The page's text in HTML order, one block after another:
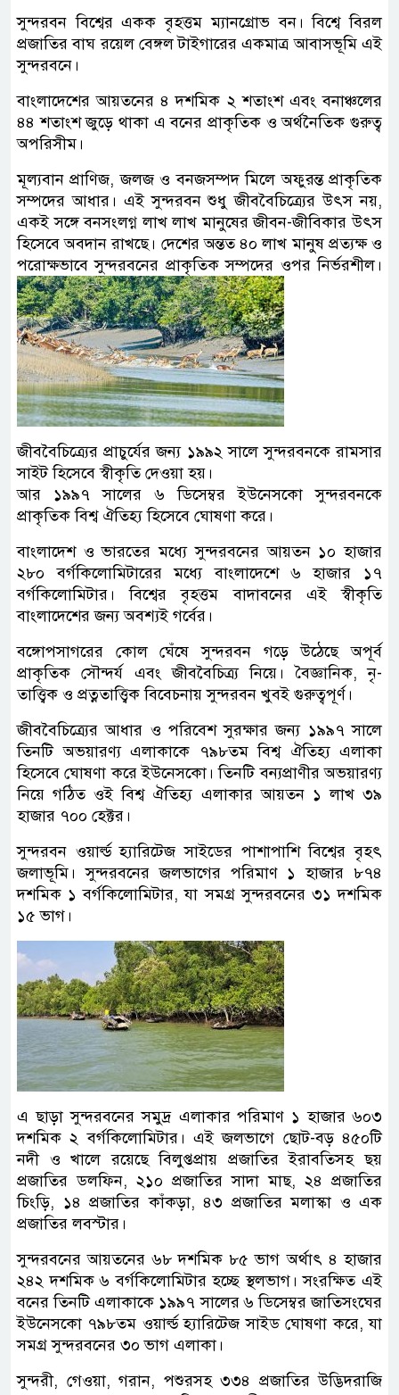
সুন্দরবন বিশ্বের একক বৃহত্তম ম্যানগ্রোভ বন। বিশ্বে বিরল
প্রজাতির বাঘ রয়েল বেঙ্গল টাইগারের একমাত্র আবাসভূমি এই
সুন্দরবনে।
বাংলাদেশের আয়তনের ৪ দশমিক ২ শতাংশ এবং বনাঞ্চলের
৪৪ শতাংশ জুড়ে থাকা এ বনের প্রাকৃতিক ও অর্থনৈতিক গুরুত্ব
অপরিসীম।
মূল্যবান প্রাণিজ, জলজ ও বনজসম্পদ মিলে অফুরন্ত প্রাকৃতিক
সম্পদের আধার। এই সুন্দরবন শুধু জীববৈচিত্র্যের উৎস নয়,
একই সঙ্গে বনসংলগ্ন লাখ লাখ মানুষের জীবন-জীবিকার উৎস
হিসেবে অবদান রাখছে। দেশের অন্তত ৪০ লাখ মানুষ প্রত্যক্ষ ও
পরোক্ষভাবে সুন্দরবনের প্রাকৃতিক সম্পদের ওপর নির্ভরশীল।
জীববৈচিত্র্যের প্রাচুর্যের জন্য ১৯৯২ সালে সুন্দরবনকে রামসার
সাইট হিসেবে স্বীকৃতি দেওয়া হয়।
আর ১৯৯৭ সালের ৬ ডিসেম্বর ইউনেসকো সুন্দরবনকে
প্রাকৃতিক বিশ্ব ঐতিহ্য হিসেবে ঘোষণা করে।
বাংলাদেশ ও ভারতের মধ্যে সুন্দরবনের আয়তন ১০ হাজার
২৮০ বর্গকিলোমিটারের মধ্যে বাংলাদেশে ৬ হাজার ১৭
বর্গকিলোমিটার। বিশ্বের বৃহত্তম বাদাবনের এই স্বীকৃতি
বাংলাদেশের জন্য অবশ্যই গর্বের।
বঙ্গোপসাগরের কোল ঘেঁষে সুন্দরবন গড়ে উঠেছে অপূর্ব
প্রাকৃতিক সৌন্দর্য এবং জীববৈচিত্র্য নিয়ে। বৈজ্ঞানিক, নৃ-
তাত্ত্বিক ও প্রত্নতাত্ত্বিক বিবেচনায় সুন্দরবন খুবই গুরুত্বপূর্ণ।
জীববৈচিত্র্যের আধার ও পরিবেশ সুরক্ষার জন্য ১৯৯৭ সালে
তিনটি অভয়ারণ্য এলাকাকে ৭৯৮তম বিশ্ব ঐতিহ্য এলাকা
হিসেবে ঘোষণা করে ইউনেসকো। তিনটি বন্যপ্রাণীর অভয়ারণ্য
নিয়ে গঠিত ওই বিশ্ব ঐতিহ্য এলাকার আয়তন ১ লাখ ৩৯
হাজার ৭০০ হেক্টর।
সুন্দরবন ওয়ার্ল্ড হ্যারিটেজ সাইডের পাশাপাশি বিশ্বের বৃহৎ
জলাভূমি। সুন্দরবনের জলভাগের পরিমাণ ১ হাজার ৮৭৪
দশমিক ১ বর্গকিলোমিটার, যা সমগ্র সুন্দরবনের ৩১ দশমিক
১৫ ভাগ।
এ ছাড়া সুন্দরবনের সমুদ্র এলাকার পরিমাণ ১ হাজার ৬০৩
দশমিক ২ বর্গকিলোমিটার। এই জলভাগে ছোট-বড় ৪৫০টি
নদী ও খালে রয়েছে বিলুপ্তপ্রায় প্রজাতির ইরাবতিসহ ছয়
প্রজাতির ডলফিন, ২১০ প্রজাতির সাদা মাছ, ২৪ প্রজাতির
চিংড়ি, ১৪ প্রজাতির কাঁকড়া, ৪৩ প্রজাতির মলাস্কা ও এক
প্রজাতির লবস্টার।
সুন্দরবনের আয়তনের ৬৮ দশমিক ৮৫ ভাগ অর্থাৎ ৪ হাজার
২৪২ দশমিক ৬ বর্গকিলোমিটার হচ্ছে স্থলভাগ। সংরক্ষিত এই
বনের তিনটি এলাকাকে ১৯৯৭ সালের ৬ ডিসেম্বর জাতিসংঘের
ইউনেসকো ৭৯৮তম ওয়ার্ল্ড হ্যারিটেজ সাইড ঘোষণা করে, যা
সমগ্র সুন্দরবনের ৩০ ভাগ এলাকা।
সুন্দরী, গেওয়া, গরান, পশুরসহ ৩৩৪ প্রজাতির উদ্ভিদরাজি